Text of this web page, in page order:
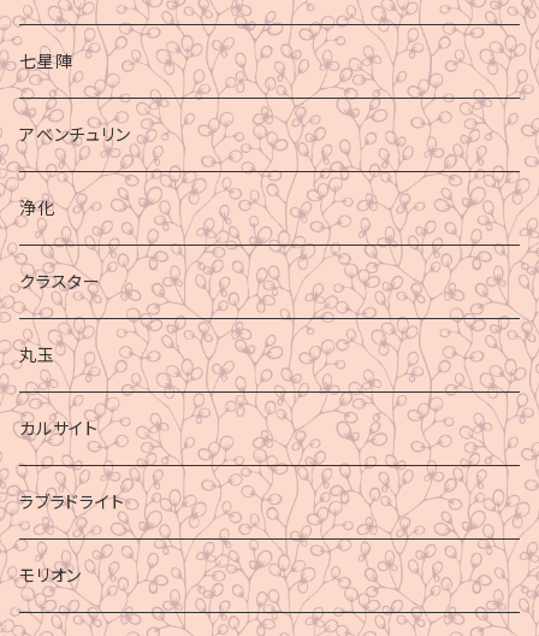
七星陣
アベンチュリン
浄化
クラスター
丸玉
カルサイト
ラブラドライト
モリオン